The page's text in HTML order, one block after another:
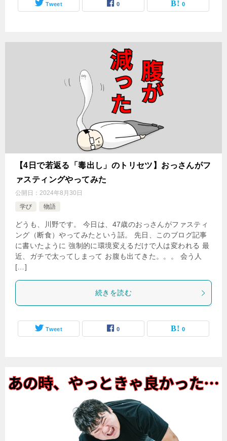
Tweet 0 0
【4日で若返る「毒出し」のトリセツ】おっさんがフ
ァスティングやってみた
公開日： 2024年8月30日
学び
物語
どうも、川野です。 今日は、47歳のおっさんがファスティ
ング（断食）やってみたという話。 先日、このブログ記事
に書いたように 強制的に環境変えるだけで人は変われる 最
近、ガチで太ってしまって お腹も出てきた。。。 会う人
[…]
続きを読む
Tweet 0 0